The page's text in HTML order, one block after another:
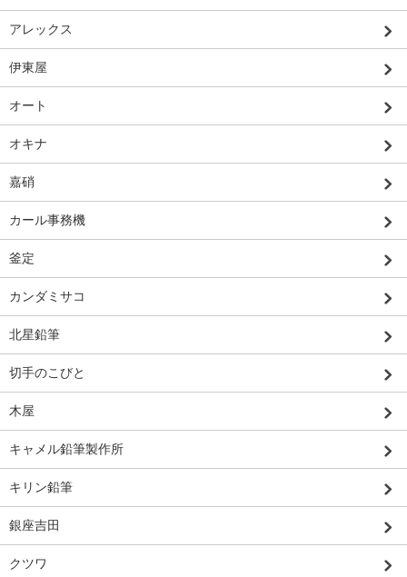
アレックス
伊東屋
オート
オキナ
嘉硝
カール事務機
釜定
カンダミサコ
北星鉛筆
切手のこびと
木屋
キャメル鉛筆製作所
キリン鉛筆
銀座吉田
クツワ